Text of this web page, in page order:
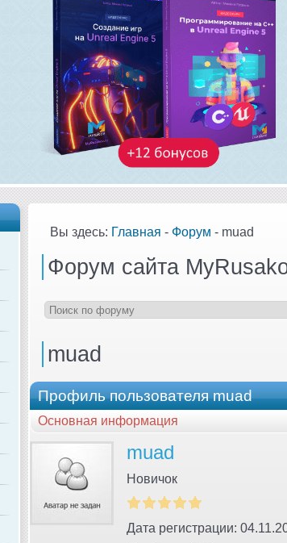
Вы здесь: Главная - Форум - muad
Форум сайта
muad
Профиль пользователя muad
Основная информация
muad
Новичок
Дата регистрации: